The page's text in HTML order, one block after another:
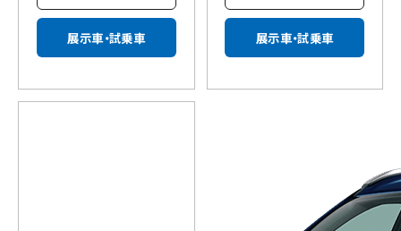
展示車・試乗車 展示車・試乗車